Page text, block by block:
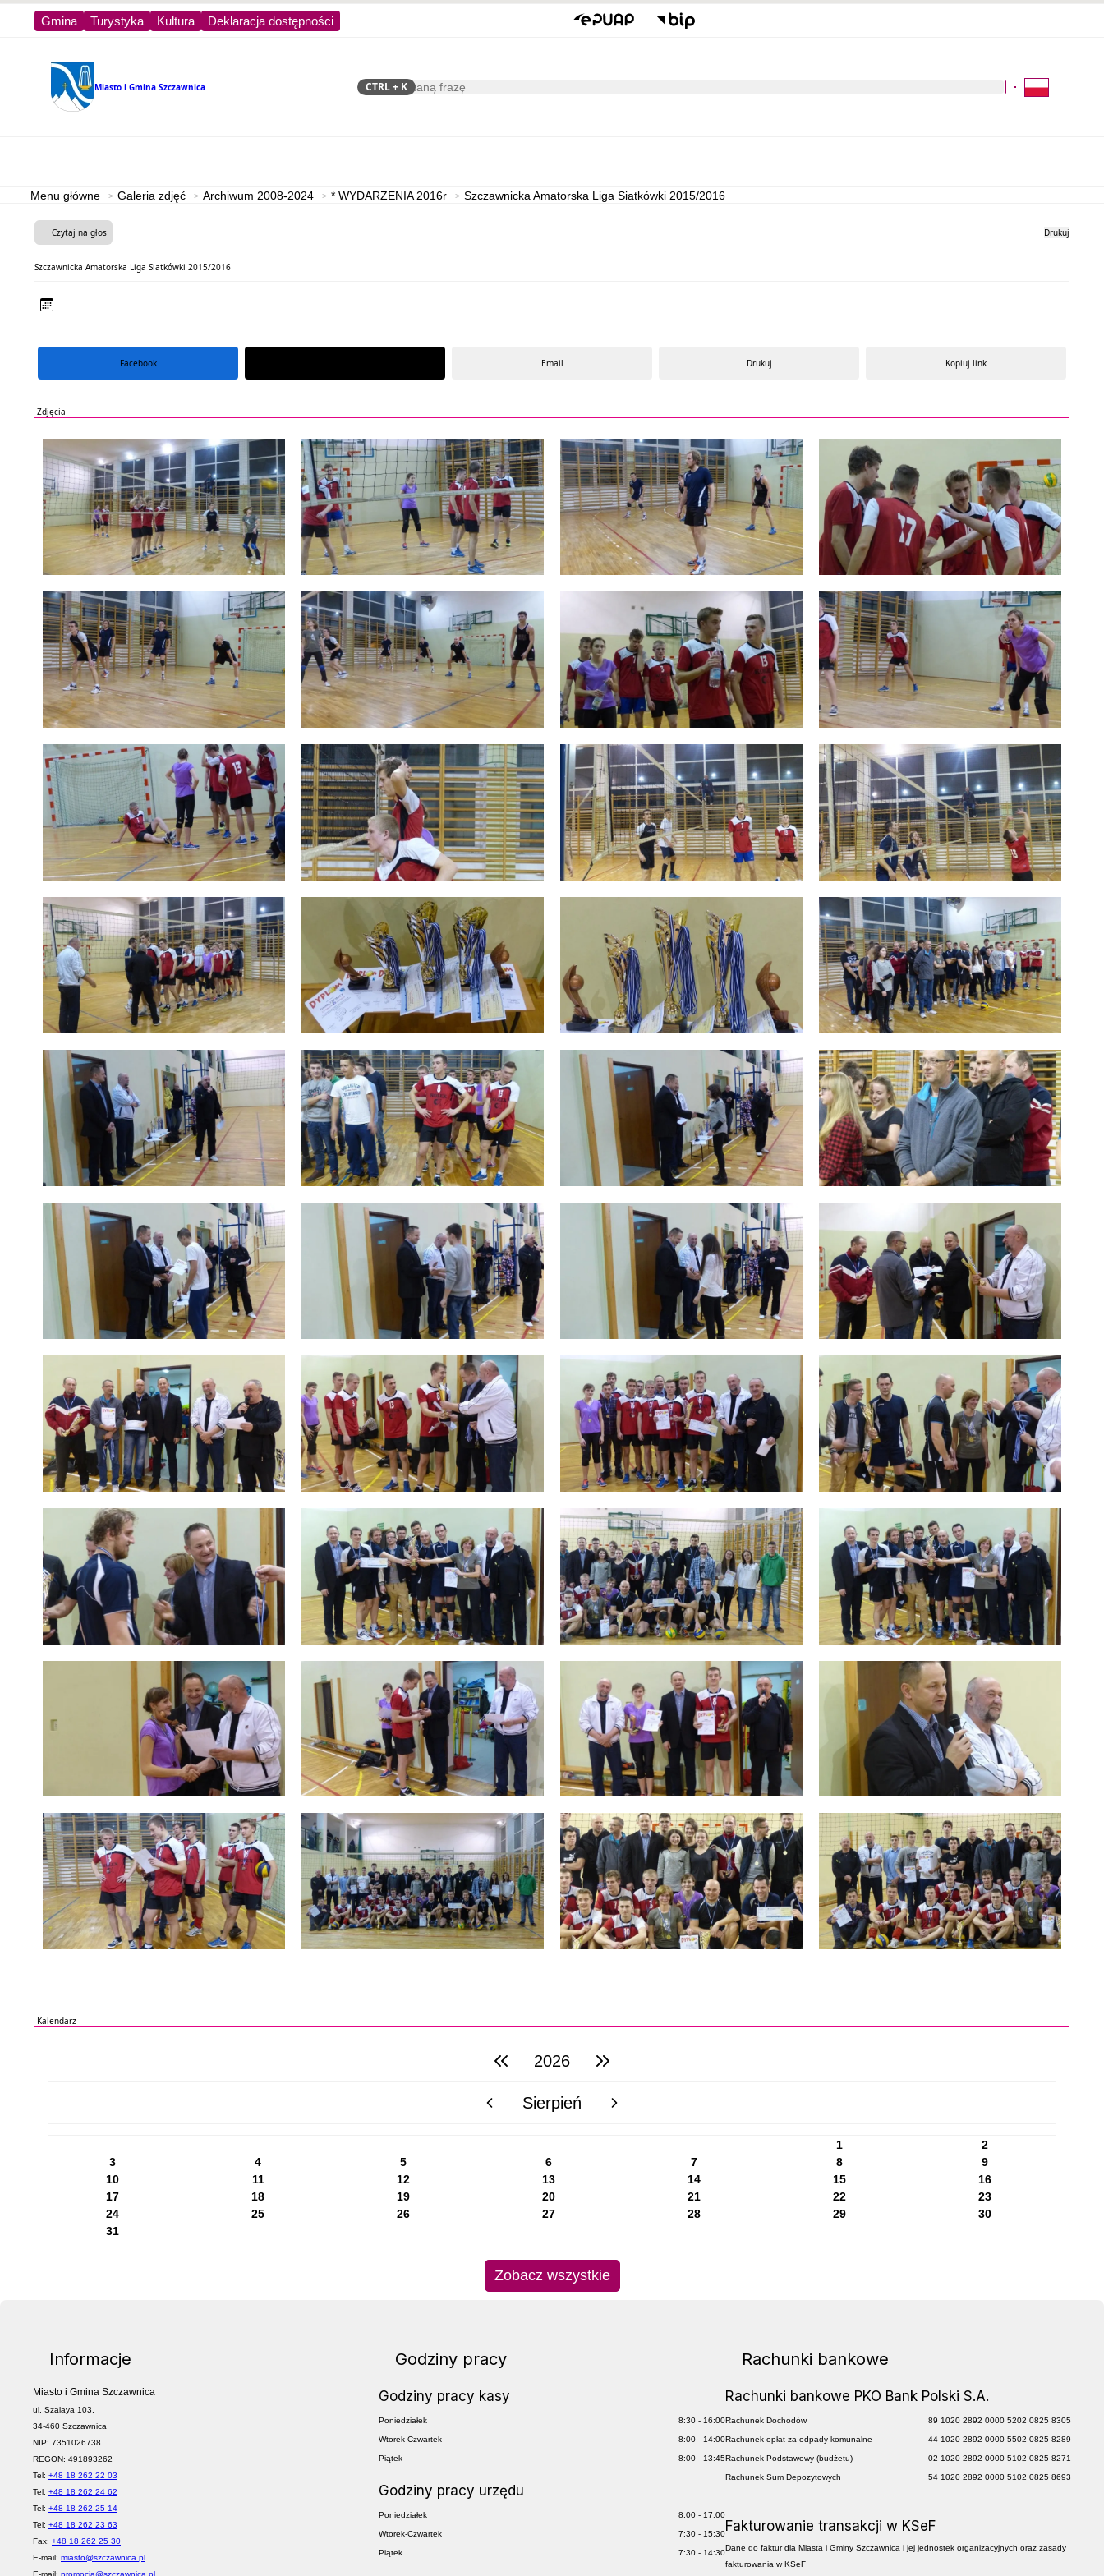
Gmina Turystyka Kultura Deklaracja dostępności
Miasto i Gmina Szczawnica Szukaj
CTRL+ K
Kliknij aby wyszukać za
Menu główne Galeria zdjęć Archiwum 2008-2024 * WYDARZENIA 2016r Szczawnicka Amatorska Liga Siatkówki 2015/2016
Czytaj na głos Drukuj
Szczawnicka Amatorska Liga Siatkówki 2015/2016
Facebook Email Drukuj Kopiuj link
Zdjęcia
Kalendarz
poprzedni rok2026 następny rok
poprzedni miesiącSierpień następny miesiąc
1
2
3
4 5 6 7 8
9
10
11 12 13 14 15
16
17
18 19 20 21 22
23
24
25 26 27 28 29
30
31
Zobacz wszystkie
Informacje
Miasto i Gmina Szczawnica
ul. Szalaya 103,
34-460 Szczawnica
NIP: 7351026738
REGON: 491893262
Tel: +48 18 262 22 03
Tel: +48 18 262 24 62
Tel: +48 18 262 25 14
Tel: +48 18 262 23 63
Fax: +48 18 262 25 30
E-mail: miasto@szczawnica.pl
E-mail: promocja@szczawnica.pl
Godziny pracy
Godziny pracy kasy
Poniedziałek 8:30 - 16:00
Wtorek-Czwartek 8:00 - 14:00
Piątek 8:00 - 13:45
Godziny pracy urzędu
Poniedziałek 8:00 - 17:00
Wtorek-Czwartek 7:30 - 15:30
Piątek 7:30 - 14:30
Rachunki bankowe
Rachunki bankowe PKO Bank Polski S.A.
Rachunek Dochodów 89 1020 2892 0000 5202 0825 8305
Rachunek opłat za odpady komunalne 44 1020 2892 0000 5502 0825 8289
Rachunek Podstawowy (budżetu) 02 1020 2892 0000 5102 0825 8271
Rachunek Sum Depozytowych 54 1020 2892 0000 5102 0825 8693
Fakturowanie transakcji w KSeF
Dane do faktur dla Miasta i Gminy Szczawnica i jej jednostek organizacyjnych oraz zasady
fakturowania w KSeF